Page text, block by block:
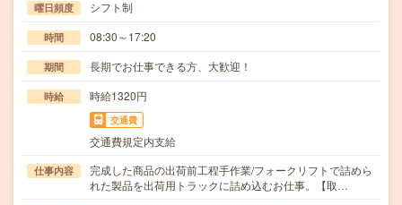
曜日頻度 シフト制
時間 08:30～17:20
期間 長期でお仕事できる方、大歓迎！
時給 時給1320円
交通費
交通費規定内支給
仕事内容
完成した商品の出荷前工程手作業/フォークリフトで詰めら
れた製品を出荷用トラックに詰め込むお仕事。【取…